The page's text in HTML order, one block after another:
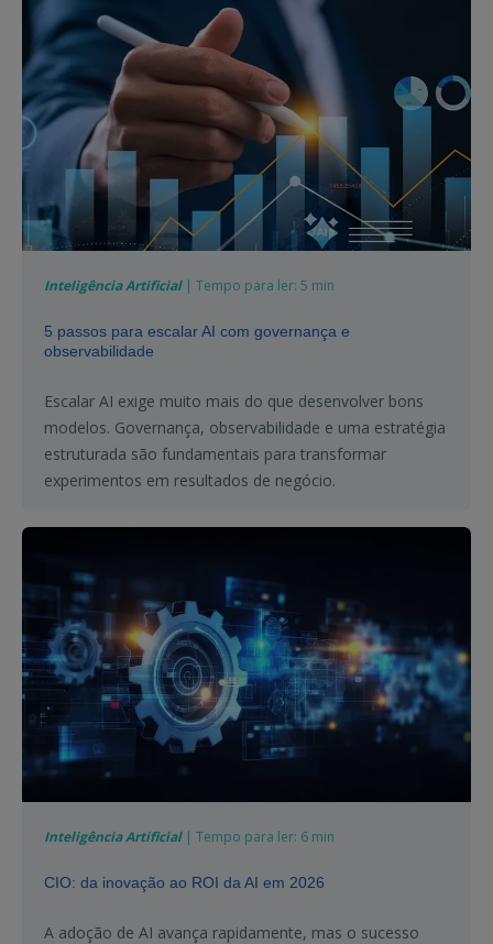
Inteligência Artificial| Tempo para ler: 5 min
5 passos para escalar AI com governança e
observabilidade
Escalar AI exige muito mais do que desenvolver bons
modelos. Governança, observabilidade e uma estratégia
estruturada são fundamentais para transformar
experimentos em resultados de negócio.
Inteligência Artificial| Tempo para ler: 6 min
CIO: da inovação ao ROI da AI em 2026
A adoção de AI avança rapidamente, mas o sucesso